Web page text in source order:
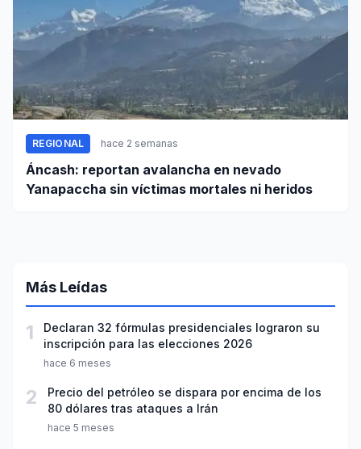
REGIONAL hace 2 semanas
Áncash: reportan avalancha en nevado
Yanapaccha sin víctimas mortales ni heridos
Más Leídas
1
Declaran 32 fórmulas presidenciales lograron su
inscripción para las elecciones 2026
hace 6 meses
2
Precio del petróleo se dispara por encima de los
80 dólares tras ataques a Irán
hace 5 meses